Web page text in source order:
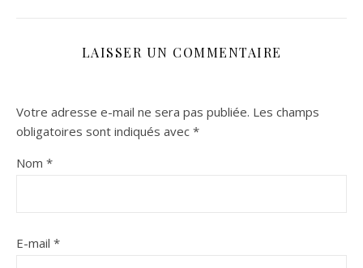
LAISSER UN COMMENTAIRE
Votre adresse e-mail ne sera pas publiée. Les champs
obligatoires sont indiqués avec *
Nom *
E-mail *